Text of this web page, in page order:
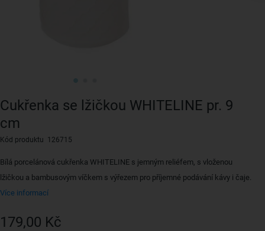
Cukřenka se lžičkou WHITELINE pr. 9
cm
Kód produktu 126715
Bílá porcelánová cukřenka WHITELINE s jemným reliéfem, s vloženou
lžičkou a bambusovým víčkem s výřezem pro příjemné podávání kávy i čaje.
Více informací
179,00 Kč